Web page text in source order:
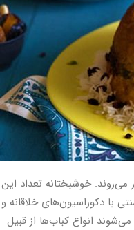
خوشبختانه تعداد این
با دکوراسیون‌های خلاقانه و
انواع کباب‌ها از قبیل